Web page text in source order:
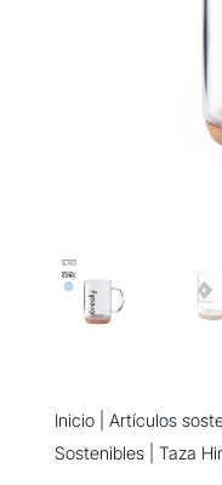
Inicio| Artículos
Sostenibles| Taza